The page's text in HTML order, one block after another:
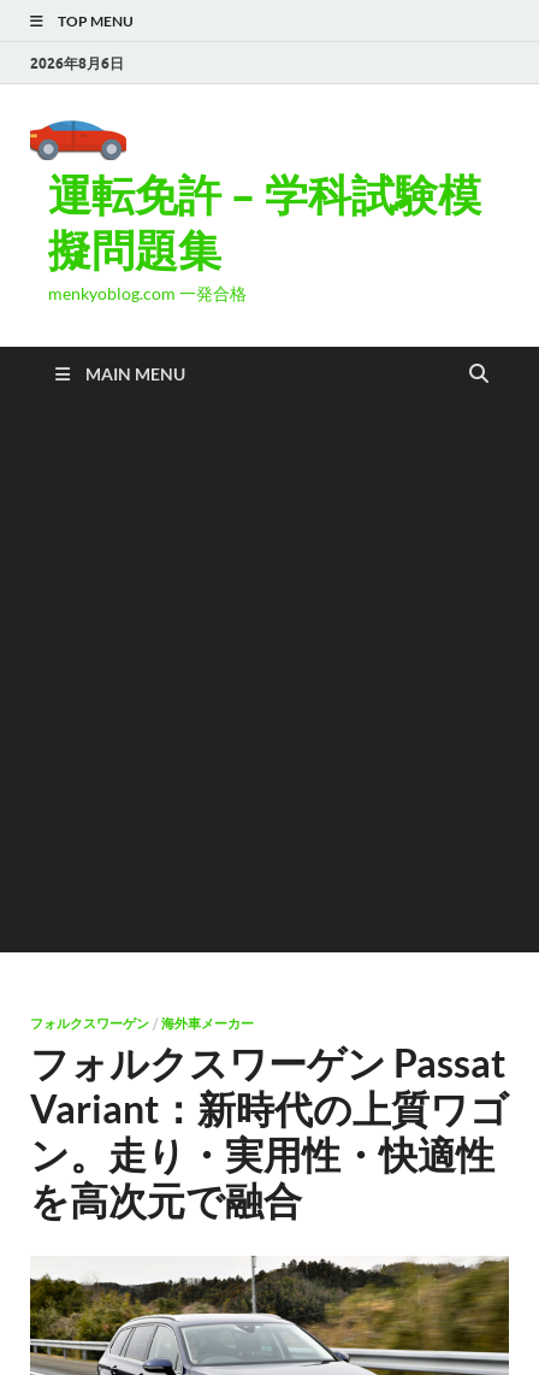
TOP MENU
2026年8月6日
運転免許 – 学科試験模
擬問題集
menkyoblog.com 一発合格
MAIN MENU
フォルクスワーゲン / 海外車メーカー
フォルクスワーゲン Passat
Variant：新時代の上質ワゴ
ン。走り・実用性・快適性
を高次元で融合